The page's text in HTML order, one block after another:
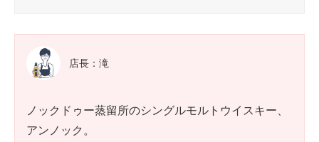
店長：滝
ノックドゥー蒸留所のシングルモルトウイスキー、
アンノック。